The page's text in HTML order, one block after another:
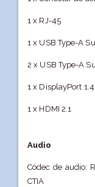
1 x RJ-45
1 x USB Type-A
2 x USB Type-A
1 x DisplayPort 1.4
1 x HDMI 2.1
Audio
Códec de audio:
CTIA